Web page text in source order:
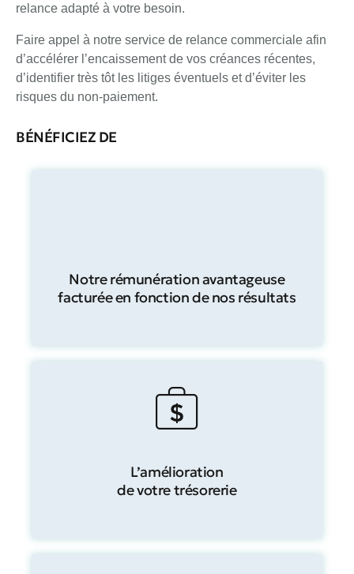
relance adapté à votre besoin.
Faire appel à notre service de relance commerciale afin
d’accélérer l’encaissement de vos créances récentes,
d’identifier très tôt les litiges éventuels et d’éviter les
risques du non-paiement.
BÉNÉFICIEZ DE
Notre rémunération avantageuse
facturée en fonction de nos résultats
L’amélioration
de votre trésorerie